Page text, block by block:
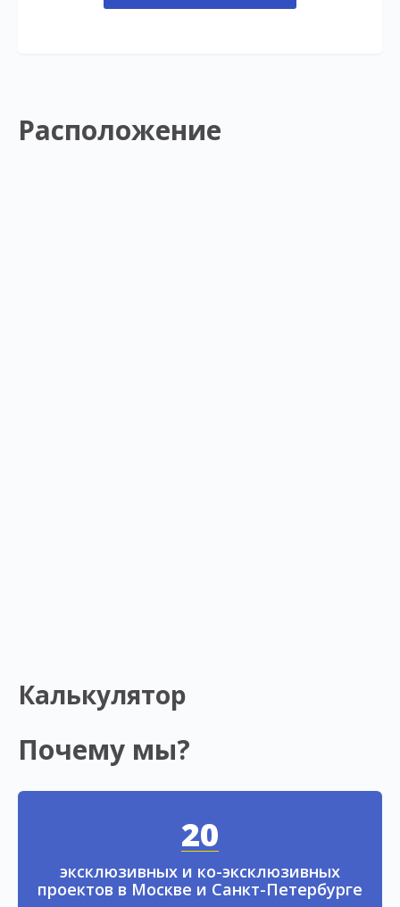
Расположение
Калькулятор
Почему мы?
20
эксклюзивных и ко-эксклюзивных
проектов в Москве и Санкт-Петербурге